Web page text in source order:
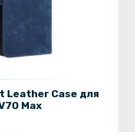
Leather Case для
Max